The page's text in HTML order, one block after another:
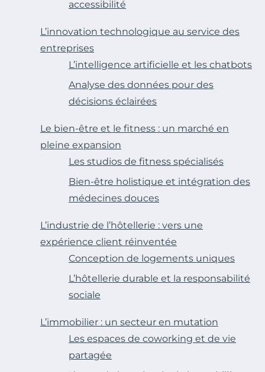
accessibilité
L’innovation technologique au service des
entreprises
L’intelligence artificielle et les chatbots
Analyse des données pour des
décisions éclairées
Le bien-être et le fitness : un marché en
pleine expansion
Les studios de fitness spécialisés
Bien-être holistique et intégration des
médecines douces
L’industrie de l’hôtellerie : vers une
expérience client réinventée
Conception de logements uniques
L’hôtellerie durable et la responsabilité
sociale
L’immobilier : un secteur en mutation
Les espaces de coworking et de vie
partagée